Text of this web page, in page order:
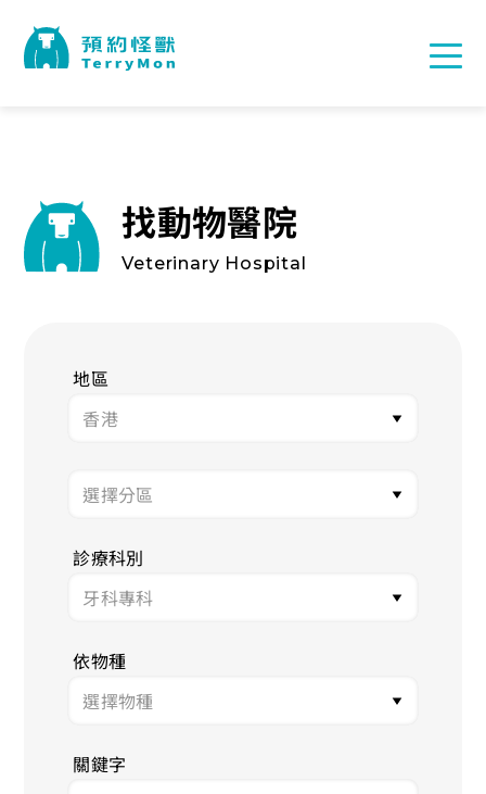
找動物醫院
Veterinary Hospital
地區
診療科別
依物種
關鍵字